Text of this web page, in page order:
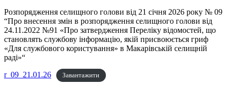
Розпорядження селищного голови від 21 січня 2026 року № 09
“Про внесення змін в розпорядження селищного голови від
24.11.2022 №91 «Про затвердження Переліку відомостей, що
становлять службову інформацію, якій присвоюється гриф
«Для службового користування» в Макарівській селищній
раді»“
r_09_21.01.26
Завантажити